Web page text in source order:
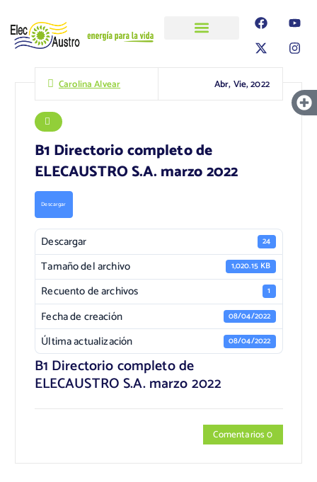
Carolina Alvear Abr, Vie, 2022
B1 Directorio completo de
ELECAUSTRO S.A. marzo 2022
Descargar
Descargar 24
Tamaño del archivo 1,020.15 KB
Recuento de archivos 1
Fecha de creación 08/04/2022
Última actualización 08/04/2022
B1 Directorio completo de
ELECAUSTRO S.A. marzo 2022
Comentarios 0